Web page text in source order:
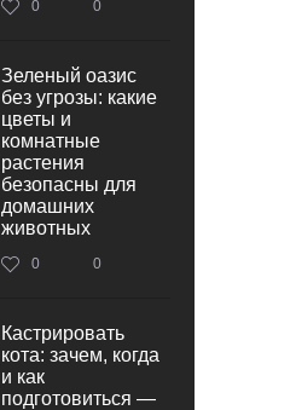
0 0
Зеленый оазис
без угрозы: какие
цветы и
комнатные
растения
безопасны для
домашних
животных
0 0
Кастрировать
кота: зачем, когда
и как
подготовиться —